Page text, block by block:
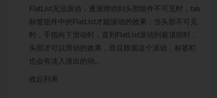
FlatList无法滚动，逐渐滑动到头部组件不可见时，tab
标签组件中的FlatList才能滚动的效果；当头部不可见
时，手指向下滑动时，直到FlatList滚动到最顶部时，
头部才可以滑动的效果，而且根据这个滚动，标签栏
也会有淡入淡出的动…
收起列表